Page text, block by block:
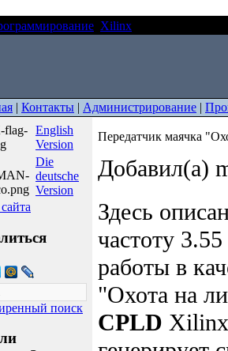
Xilinx
| Контакты | Администрирование |
English
Version
Die
deutsche
Version
поиск
Передатчик маячка
Добавил(а)
Здесь
частоту
работы в
"Охота на
CPLD